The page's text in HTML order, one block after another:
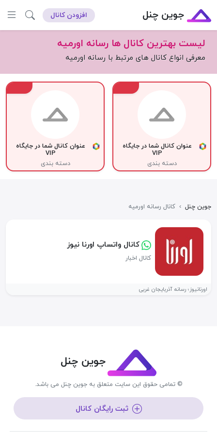
جوین چنل افزودن کانال
لیست بهترین کانال ها رسانه اورمیه
معرفی انواع کانال های مرتبط با رسانه اورمیه
عنوان کانال شما در جایگاه
VIP
دسته بندی
عنوان کانال شما در جایگاه
VIP
دسته بندی
جوین چنل › کانال رسانه اورمیه
کانال واتساپ اورنا نیوز
کانال اخبار
اورنانیوز؛ رسانه آذربایجان غربی
جوین چنل
© تمامی حقوق این سایت متعلق به جوین چنل می باشد.
ثبت رایگان کانال